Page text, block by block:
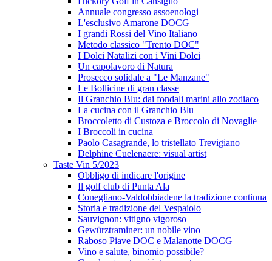
Annuale congresso assoenologi
L'esclusivo Amarone DOCG
I grandi Rossi del Vino Italiano
Metodo classico "Trento DOC"
I Dolci Natalizi con i Vini Dolci
Un capolavoro di Natura
Prosecco solidale a "Le Manzane"
Le Bollicine di gran classe
Il Granchio Blu: dai fondali marini allo zodiaco
La cucina con il Granchio Blu
Broccoletto di Custoza e Broccolo di Novaglie
I Broccoli in cucina
Paolo Casagrande, lo tristellato Trevigiano
Delphine Cuelenaere: visual artist
Taste Vin 5/2023
Obbligo di indicare l'origine
Il golf club di Punta Ala
Conegliano-Valdobbiadene la tradizione continua
Storia e tradizione del Vespaiolo
Sauvignon: vitigno vigoroso
Gewürztraminer: un nobile vino
Raboso Piave DOC e Malanotte DOCG
Vino e salute, binomio possibile?